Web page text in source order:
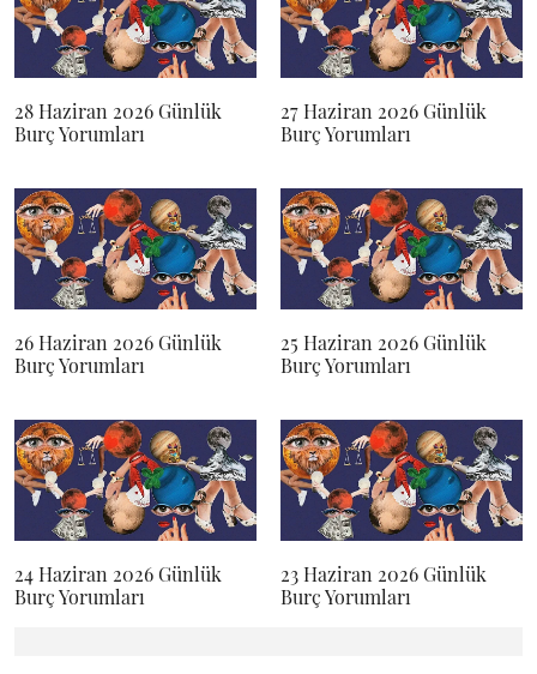
28 Haziran 2026 Günlük
Burç Yorumları
27 Haziran 2026 Günlük
Burç Yorumları
26 Haziran 2026 Günlük
Burç Yorumları
25 Haziran 2026 Günlük
Burç Yorumları
24 Haziran 2026 Günlük
Burç Yorumları
23 Haziran 2026 Günlük
Burç Yorumları